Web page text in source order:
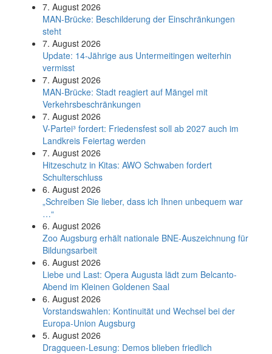
7. August 2026
MAN-Brücke: Beschilderung der Einschränkungen
steht
7. August 2026
Update: 14-Jährige aus Untermeitingen weiterhin
vermisst
7. August 2026
MAN-Brücke: Stadt reagiert auf Mängel mit
Verkehrsbeschränkungen
7. August 2026
V-Partei­³ fordert: Friedens­fest soll ab 2027 auch im
Land­kreis Feier­tag werden
7. August 2026
Hitzeschutz in Kitas: AWO Schwaben fordert
Schulterschluss
6. August 2026
„Schreiben Sie lieber, dass ich Ihnen unbequem war
…“
6. August 2026
Zoo Augsburg erhält nationale BNE-Auszeichnung für
Bildungsarbeit
6. August 2026
Liebe und Last: Opera Augusta lädt zum Belcanto-
Abend im Kleinen Goldenen Saal
6. August 2026
Vorstandswahlen: Kontinuität und Wechsel bei der
Europa-Union Augsburg
5. August 2026
Dragqueen-Lesung: Demos blieben friedlich